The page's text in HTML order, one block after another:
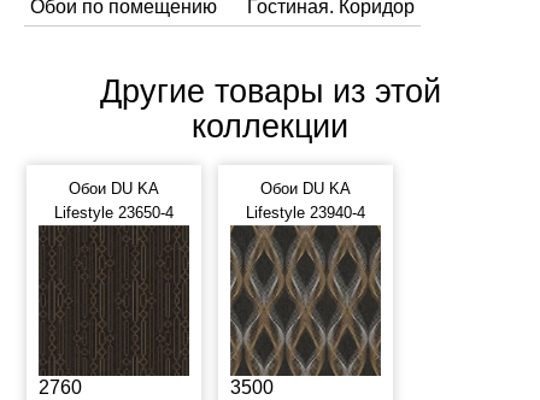
Обои по помещению
Гостиная. Коридор
Другие товары из этой
коллекции
Обои DU KA
Lifestyle 23650-4
2760
Обои DU KA
Lifestyle 23940-4
3500